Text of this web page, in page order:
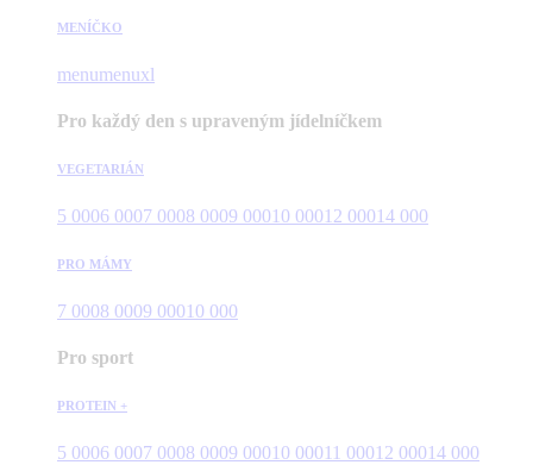
MENÍČKO
menumenuxl
Pro každý den s upraveným jídelníčkem
VEGETARIÁN
5 0006 0007 0008 0009 00010 00012 00014 000
PRO MÁMY
7 0008 0009 00010 000
Pro sport
PROTEIN +
5 0006 0007 0008 0009 00010 00011 00012 00014 000